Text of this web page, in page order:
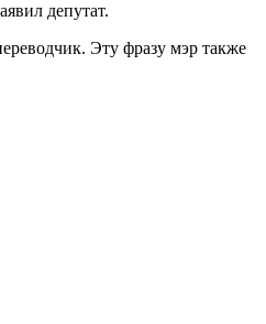
депутат.
Эту фразу мэр также